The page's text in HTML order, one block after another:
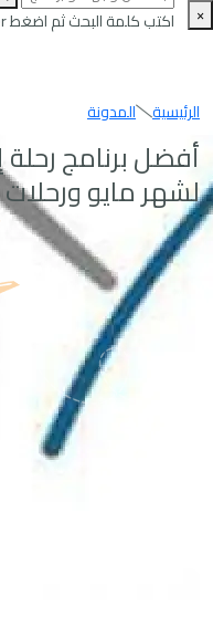
× اكتب كلمة البحث ثم اضغط Enter، أو أغلق النافذة للعودة إلى الصفحة.
الرئيسية المدونة
أفضل برنامج
لشهر مايو ورحلات